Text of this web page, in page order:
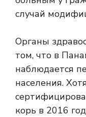
случай
Органы
том, что в
наблюдается
населения.
корь в 2016